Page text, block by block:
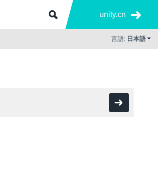
unity.cn
言語: 日本語